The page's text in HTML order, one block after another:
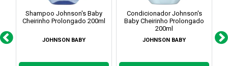
Shampoo Johnson's Baby
Cheirinho Prolongado 200ml
JOHNSON BABY
Condicionador Johnson's
Baby Cheirinho Prolongado
200ml
JOHNSON BABY